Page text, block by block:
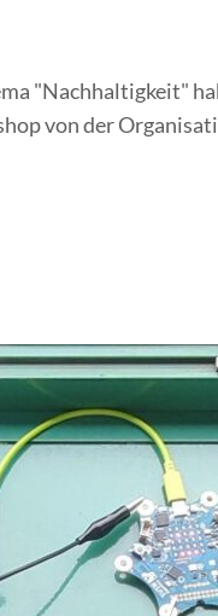
"Nachhaltigkeit"
von der